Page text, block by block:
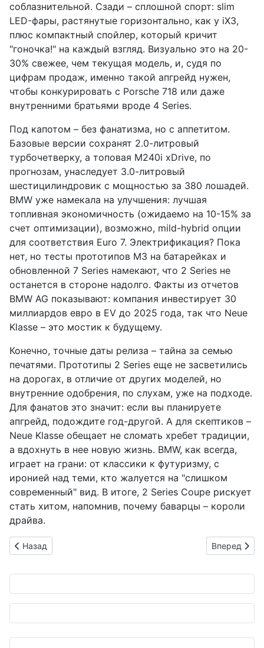
соблазнительной. Сзади – сплошной спорт: slim
LED-фары, растянутые горизонтально, как у iX3,
плюс компактный спойлер, который кричит
"гоночка!" на каждый взгляд. Визуально это на 20-
30% свежее, чем текущая модель, и, судя по
цифрам продаж, именно такой апгрейд нужен,
чтобы конкурировать с Porsche 718 или даже
внутренними братьями вроде 4 Series.
Под капотом – без фанатизма, но с аппетитом.
Базовые версии сохранят 2.0-литровый
турбочетверку, а топовая M240i xDrive, по
прогнозам, унаследует 3.0-литровый
шестицилиндровик с мощностью за 380 лошадей.
BMW уже намекала на улучшения: лучшая
топливная экономичность (ожидаемо на 10-15% за
счет оптимизации), возможно, mild-hybrid опции
для соответствия Euro 7. Электрификация? Пока
нет, но тесты прототипов M3 на батарейках и
обновленной 7 Series намекают, что 2 Series не
останется в стороне надолго. Факты из отчетов
BMW AG показывают: компания инвестирует 30
миллиардов евро в EV до 2025 года, так что Neue
Klasse – это мостик к будущему.
Конечно, точные даты релиза – тайна за семью
печатями. Прототипы 2 Series еще не засветились
на дорогах, в отличие от других моделей, но
внутренние одобрения, по слухам, уже на подходе.
Для фанатов это значит: если вы планируете
апгрейд, подождите год-другой. А для скептиков –
Neue Klasse обещает не сломать хребет традиции,
а вдохнуть в нее новую жизнь. BMW, как всегда,
играет на грани: от классики к футуризму, с
иронией над теми, кто жалуется на "слишком
современный" вид. В итоге, 2 Series Coupe рискует
стать хитом, напомнив, почему баварцы – короли
драйва.
Предыдущий: HondaJet на 100% "зеленом" топливе:
Назад Следующий:
Вперед